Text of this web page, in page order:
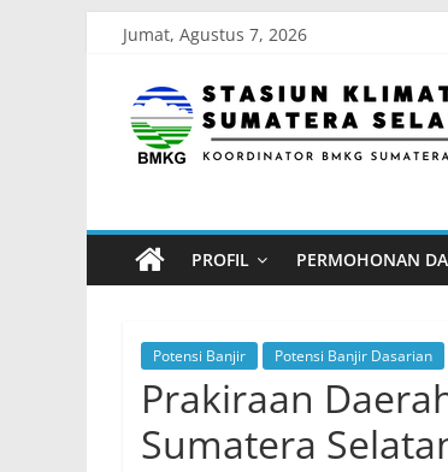
content
Jumat, Agustus 7, 2026
Stasiun
Klimatologi
Sumatera
Selatan
Koordinator
BMKG
Sumatera
Selatan
PROFIL PERMOHONAN
Potensi Banjir Potensi Banjir Dasarian
Prakiraan
Sumatera